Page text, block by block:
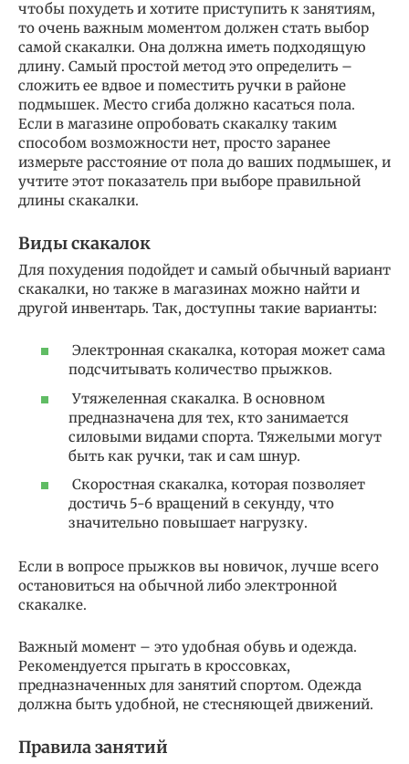
чтобы похудеть и хотите приступить к занятиям,
то очень важным моментом должен стать выбор
самой скакалки. Она должна иметь подходящую
длину. Самый простой метод это определить –
сложить ее вдвое и поместить ручки в районе
подмышек. Место сгиба должно касаться пола.
Если в магазине опробовать скакалку таким
способом возможности нет, просто заранее
измерьте расстояние от пола до ваших подмышек, и
учтите этот показатель при выборе правильной
длины скакалки.
Виды скакалок
Для похудения подойдет и самый обычный вариант
скакалки, но также в магазинах можно найти и
другой инвентарь. Так, доступны такие варианты:
Электронная скакалка, которая может сама
подсчитывать количество прыжков.
Утяжеленная скакалка. В основном
предназначена для тех, кто занимается
силовыми видами спорта. Тяжелыми могут
быть как ручки, так и сам шнур.
Скоростная скакалка, которая позволяет
достичь 5-6 вращений в секунду, что
значительно повышает нагрузку.
Если в вопросе прыжков вы новичок, лучше всего
остановиться на обычной либо электронной
скакалке.
Важный момент – это удобная обувь и одежда.
Рекомендуется прыгать в кроссовках,
предназначенных для занятий спортом. Одежда
должна быть удобной, не стесняющей движений.
Правила занятий